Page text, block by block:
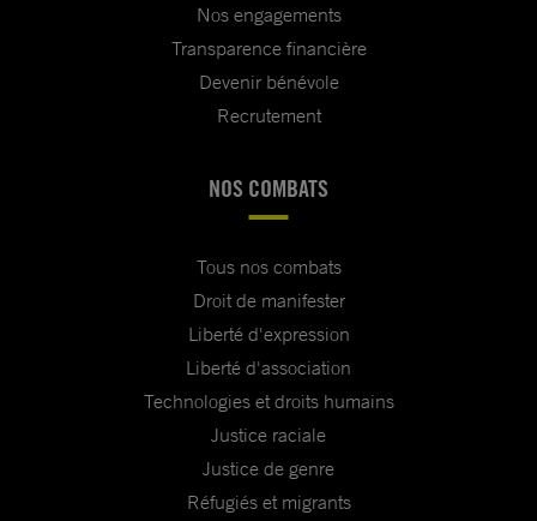
Nos engagements
Transparence financière
Devenir bénévole
Recrutement
NOS COMBATS
Tous nos combats
Droit de manifester
Liberté d'expression
Liberté d'association
Technologies et droits humains
Justice raciale
Justice de genre
Réfugiés et migrants